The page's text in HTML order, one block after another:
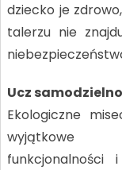
dziecko je
talerzu nie
Ucz
Ekologiczne
wyjątkowe